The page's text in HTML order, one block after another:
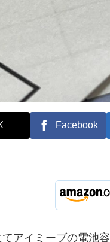
Facebook
アイミーブの電池